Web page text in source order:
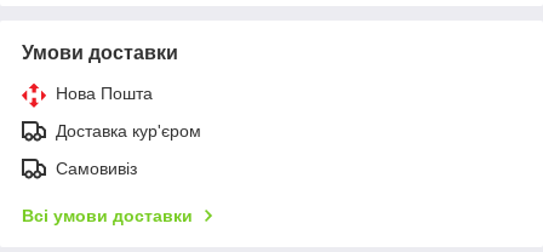
Умови доставки
Нова Пошта
Доставка кур'єром
Самовивіз
Всі умови доставки